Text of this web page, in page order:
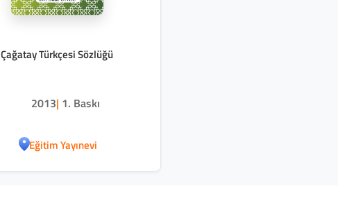
Çağatay Türkçesi Sözlüğü
2013| 1. Baskı
Eğitim Yayınevi